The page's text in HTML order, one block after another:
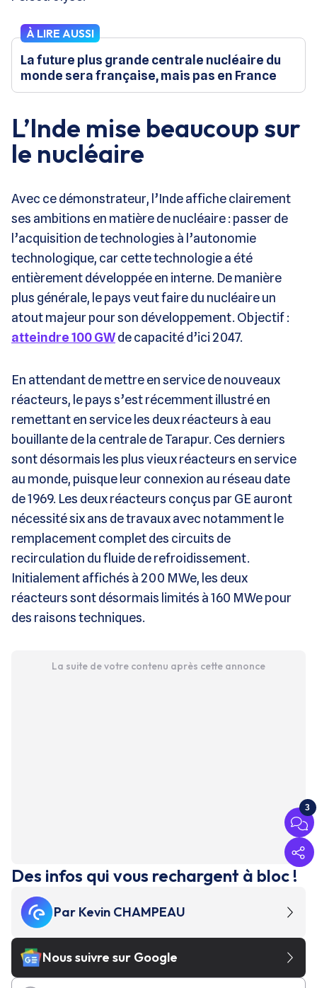
À LIRE AUSSI
La future plus grande centrale nucléaire du
monde sera française, mais pas en France
L’Inde mise beaucoup sur
le nucléaire
Avec ce démonstrateur, l’Inde affiche clairement
ses ambitions en matière de nucléaire : passer de
l’acquisition de technologies à l’autonomie
technologique, car cette technologie a été
entièrement développée en interne. De manière
plus générale, le pays veut faire du nucléaire un
atout majeur pour son développement. Objectif :
atteindre 100 GWde capacité d’ici 2047.
En attendant de mettre en service de nouveaux
réacteurs, le pays s’est récemment illustré en
remettant en service les deux réacteurs à eau
bouillante de la centrale de Tarapur. Ces derniers
sont désormais les plus vieux réacteurs en service
au monde, puisque leur connexion au réseau date
de 1969. Les deux réacteurs conçus par GE auront
nécessité six ans de travaux avec notamment le
remplacement complet des circuits de
recirculation du fluide de refroidissement.
Initialement affichés à 200 MWe, les deux
réacteurs sont désormais limités à 160 MWe pour
des raisons techniques.
La suite de votre contenu après cette annonce
3
Des infos qui vous rechargent à bloc !
Par Kevin CHAMPEAU
Nous suivre sur Google